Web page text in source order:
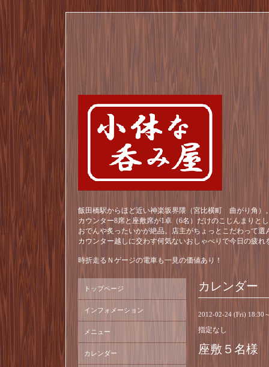
飯田橋駅からほど近い神楽坂界隈（宮比横町 曲がり角）
カウンター8席と座敷席が1卓（6名）だけのこじんまりと
おでんや炙ったいかが絶品。店主がちょっとこだわって
カウンター越しに交わす何気ないおしゃべりで今日の疲れ
時折走るＮゲージの電車も一見の価値あり！
カレンダー
2012-02-24 (Fri) 18:30
指定なし
座敷５名様
トップページ
インフォメーション
メニュー
カレンダー